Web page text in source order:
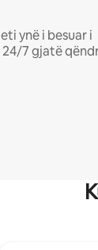
ynë i besuar i
24/7 gjatë